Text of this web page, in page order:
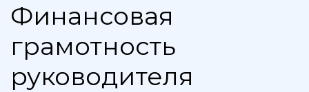
Финансовая
грамотность
руководителя